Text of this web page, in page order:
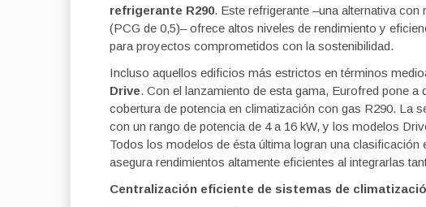
refrigerante R290. Este refrigerante –una alternativa
(PCG de 0,5)– ofrece altos niveles de rendimiento y
para proyectos comprometidos con la sostenibilidad.
Incluso aquellos edificios más estrictos en términos
Drive. Con el lanzamiento de esta gama, Eurofred pone
cobertura de potencia en climatización con gas R290. La
con un rango de potencia de 4 a 16 kW, y los modelos
Todos los modelos de ésta última logran una clasificación
asegura rendimientos altamente eficientes al integrarlas
Centralización eficiente de sistemas de